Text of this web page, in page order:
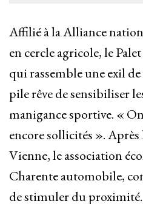
Affilié à la Alliance
en cercle agricole, le
qui rassemble une exil de
pile rêve de sensibiliser
manigance sportive. «
encore sollicités ».
Vienne, le association
Charente automobile,
de stimuler du